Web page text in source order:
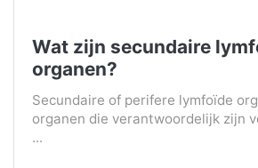
Wat zijn secundaire
organen?
Secundaire of perifere lymfoïde
organen die verantwoordelijk zijn
...